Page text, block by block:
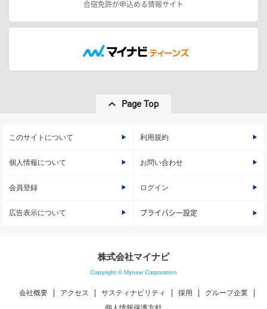
合宿免許が申込める情報サイト
Page Top
このサイトについて 利用規約
個人情報について お問い合わせ
会員登録 ログイン
広告表示について プライバシー設定
株式会社マイナビ
Copyright © Mynavi Corporation
会社概要 アクセス サスティナビリティ 採用
グループ企業